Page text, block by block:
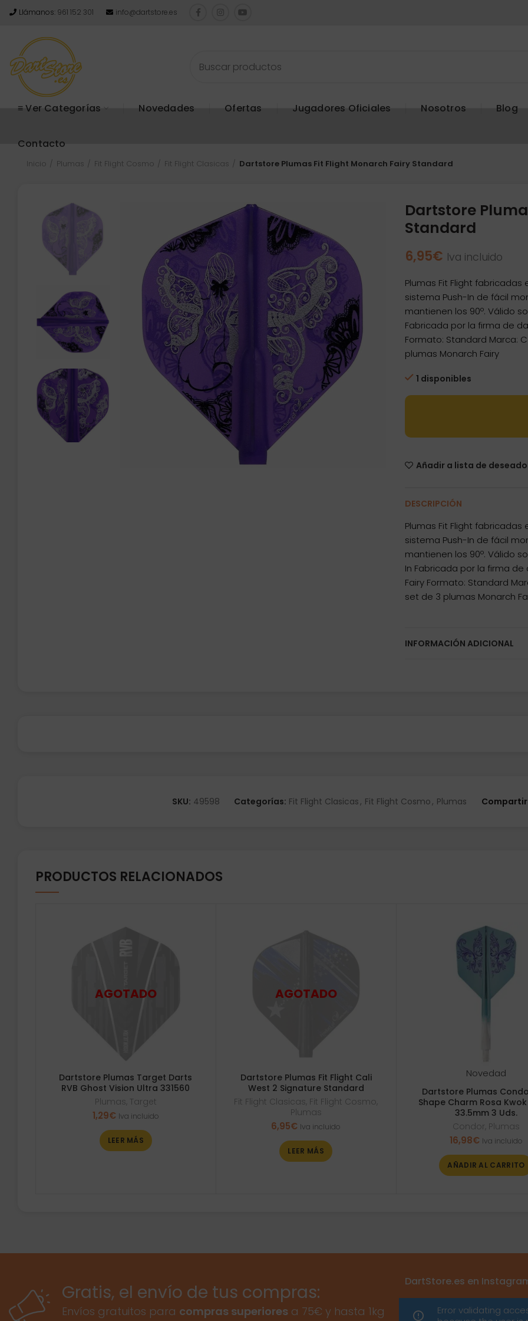
Llámanos: 961 152 301 info@dartstore.es
≡ Ver Categorías Novedades Ofertas Jugadores Oficiales Nosotros Blog
Contacto
Inicio Plumas Fit Flight Cosmo Fit Flight Clasicas Dartstore Plumas Fit Flight Monarch Fairy Standard
Dartstore
Standard
6,95€ Iva incluido
Plumas Fit Flight
sistema Push-In de fácil
mantienen los 90º. Válido
Fabricada por la firma de
Formato: Standard Marca:
plumas Monarch Fairy
1 disponibles
Añadir a lista de
DESCRIPCIÓN
Plumas Fit Flight
sistema Push-In de fácil
mantienen los 90º. Válido
In Fabricada por la firma
Fairy Formato: Standard
set de 3 plumas Monarch
INFORMACIÓN ADICIONAL
SKU: 49598 Categorías: Fit Flight Clasicas, Fit Flight Cosmo, Plumas
PRODUCTOS RELACIONADOS
Dartstore Plumas Target Darts
RVB Ghost Vision Ultra 331560
Plumas, Target
1,29€ Iva incluido
LEER MÁS
Dartstore Plumas Fit Flight Cali
West 2 Signature Standard
Fit Flight Clasicas, Fit Flight Cosmo,
Plumas
6,95€ Iva incluido
LEER MÁS
Novedad
Dartstore Plumas
Shape Charm Rosa Kwok
33.5mm 3 Uds.
Condor , Plumas
16,98€ Iva incluido
AÑADIR AL CARRITO
Gratis, el envío de tus compras:
Envíos gratuitos para compras superiores a 75€ y hasta 1kg
DartStore.es en
Error validating